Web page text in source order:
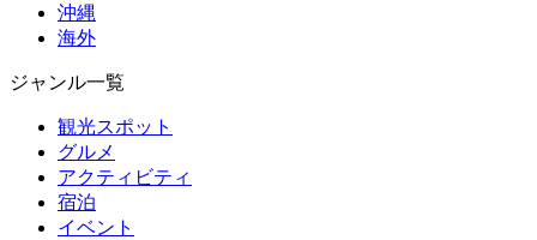
沖縄
海外
ジャンル一覧
観光スポット
グルメ
アクティビティ
宿泊
イベント